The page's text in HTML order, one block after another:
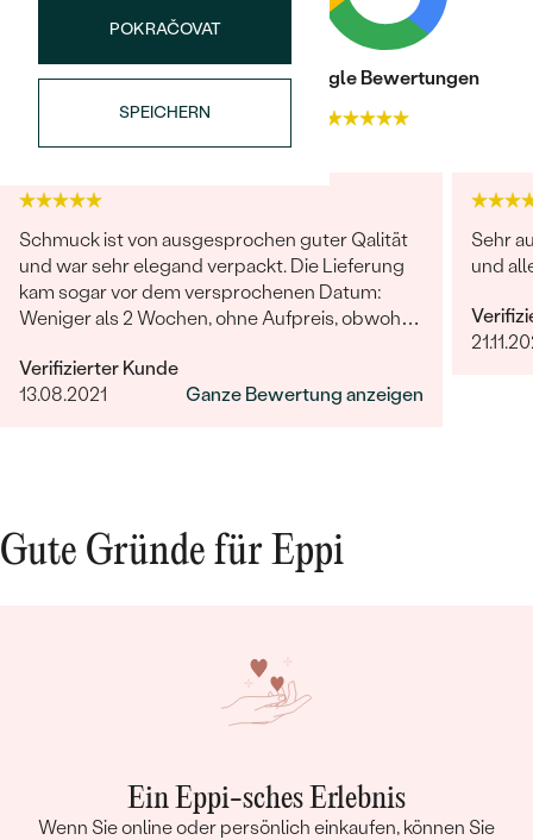
POKRAČOVAT
SPEICHERN
Trusted shop BewertungenGoogle Bewertungen
Schmuck ist von ausgesprochen guter Qalität
und war sehr elegand verpackt. Die Lieferung
kam sogar vor dem versprochenen Datum:
Weniger als 2 Wochen, ohne Aufpreis, obwohl
Lieferung wurde uns telefonisch vom
sympathischen Kundenservice bestätigt. Wir
Verifizierter Kunde
13.08.2021
Ganze Bewertung anzeigen
Sehr
und
Gute Gründe für Eppi
Ein Eppi-sches Erlebnis
Wenn Sie online oder persönlich einkaufen, können Sie